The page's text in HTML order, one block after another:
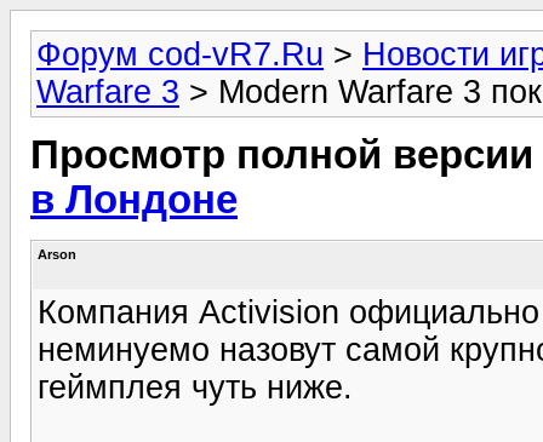
Форум cod-vR7.Ru > Новости
Warfare 3 > Modern Warfare 3
Просмотр полной
в Лондоне
Arson
Компания Activision официально
неминуемо назовут самой
геймплея чуть ниже.